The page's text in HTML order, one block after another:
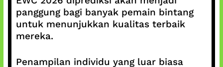
panggung bagi banyak pemain bintang
untuk menunjukkan kualitas terbaik
mereka.
Penampilan individu yang luar biasa